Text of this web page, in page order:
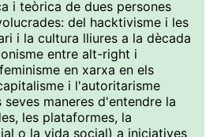
i teòrica de dues persones
del hacktivisme i les
i la cultura lliures a la dècada
entre alt-right i
en xarxa en els
i l'autoritarisme
maneres d'entendre la
les plataformes, la
o la vida social) a iniciatives